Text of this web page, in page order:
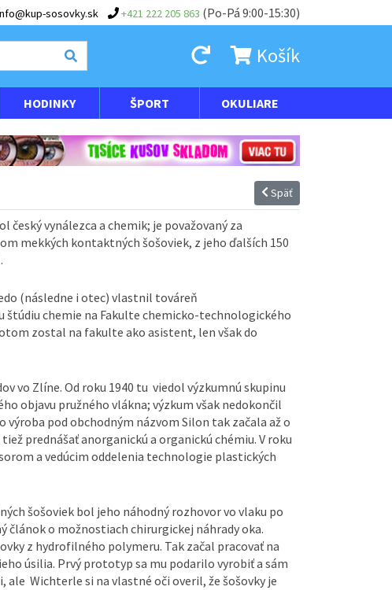
sosovky.sk +421 222 205 863 (Po-Pá 9:00-15:30)
Košík
HODINKY ŠPORT OKULIARE
Späť
český vynálezca a chemik; je považovaný za
mekkých kontaktných šošoviek, z jeho ďalších 150
(následne i otec) vlastnil továreň
štúdiu chemie na Fakulte chemicko-technologického
zostal na fakulte ako asistent, len však do
vo Zlíne. Od roku 1940 tu viedol výzkumnú skupinu
objavu pružného vlákna; výzkum však nedokončil
pod obchodným názvom Silon tak začala až o
prednášať anorganickú a organickú chémiu. V roku
a vedúcim oddelenia technologie plastických
šošoviek bol jeho náhodný rozhovor vo vlaku po
článok o možnostiach chirurgickej náhrady oka.
z hydrofilného polymeru. Tak začal pracovať na
úsilia. Prvý prototyp sa mu podarilo vyrobiť a sám
ale Wichterle si na vlastné oči overil, že šošovky je